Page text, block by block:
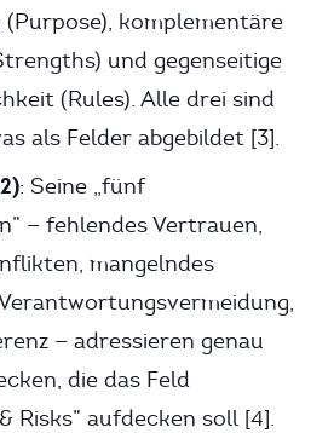
komplementäre
und gegenseitige
(Rules). Alle drei sind
als Felder abgebildet [3].
: Seine „fünf
— fehlendes Vertrauen,
mangelndes
— adressieren genau
die das Feld
Risks” aufdecken soll [4].